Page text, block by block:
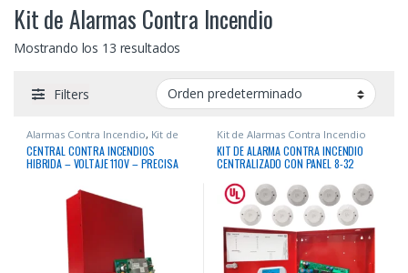
Kit de Alarmas Contra Incendio
Mostrando los 13 resultados
Filters
Alarmas Contra Incendio, Kit de
Alarmas Contra Incendio,
Seguridad
CENTRAL CONTRA INCENDIOS
HIBRIDA – VOLTAJE 110V – PRECISA
Kit de Alarmas Contra Incendio
KIT DE ALARMA CONTRA INCENDIO
CENTRALIZADO CON PANEL 8-32
DISPOSITIVOS LIFE + BATERIA